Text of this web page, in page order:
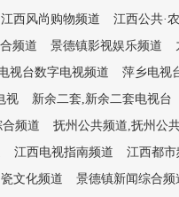
江西风尚购物频道
江西公共·
频道 景德镇影视娱乐频道
视台数字电视频道
萍乡电视
视
新余二套,新余二套电视台
频道
抚州公共频道,抚州公
江西电视指南频道
江西都市
文化频道
景德镇新闻综合频